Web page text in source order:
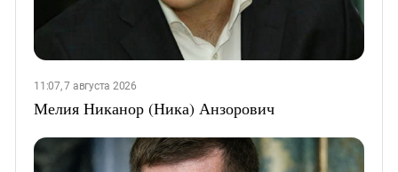
11:07, 7 августа 2026
Мелия Никанор (Ника) Анзорович